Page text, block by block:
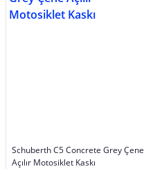
Schuberth C5 Concrete Grey Çene
Açılır Motosiklet Kaskı